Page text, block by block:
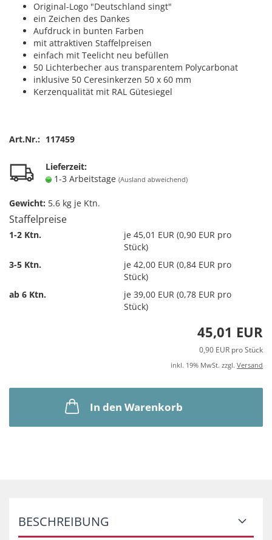
Original-Logo "Deutschland singt"
ein Zeichen des Dankes
Aufdruck in bunten Farben
mit attraktiven Staffelpreisen
einfach mit Teelicht neu befüllen
50 Lichterbecher aus transparentem Polycarbonat
inklusive 50 Ceresinkerzen 50 x 60 mm
Kerzenqualität mit RAL Gütesiegel
Art.Nr.: 117459
Lieferzeit:
1-3 Arbeitstage (Ausland abweichend)
Gewicht: 5.6 kg je Ktn.
Staffelpreise
1-2 Ktn.
je 45,01 EUR (0,90 EUR pro
Stück)
3-5 Ktn.
je 42,00 EUR (0,84 EUR pro
Stück)
ab 6 Ktn.
je 39,00 EUR (0,78 EUR pro
Stück)
45,01 EUR
0,90 EUR pro Stück
inkl. 19% MwSt. zzgl. Versand
In den Warenkorb
BESCHREIBUNG